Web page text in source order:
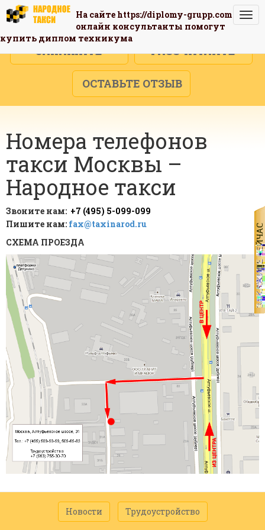
На сайтеhttps://diplomy-grupp.com
онлайн консультанты помогут
купить диплом техникума
ЗАКАЖИТЕ РАССЧИТАЙТЕ
ОСТАВЬТЕ ОТЗЫВ
Номера телефонов
такси Москвы –
Народное такси
Звоните нам: +7 (495) 5-099-099
Пишите нам: fax@taxinarod.ru
СХЕМА ПРОЕЗДА
Новости Трудоустройство